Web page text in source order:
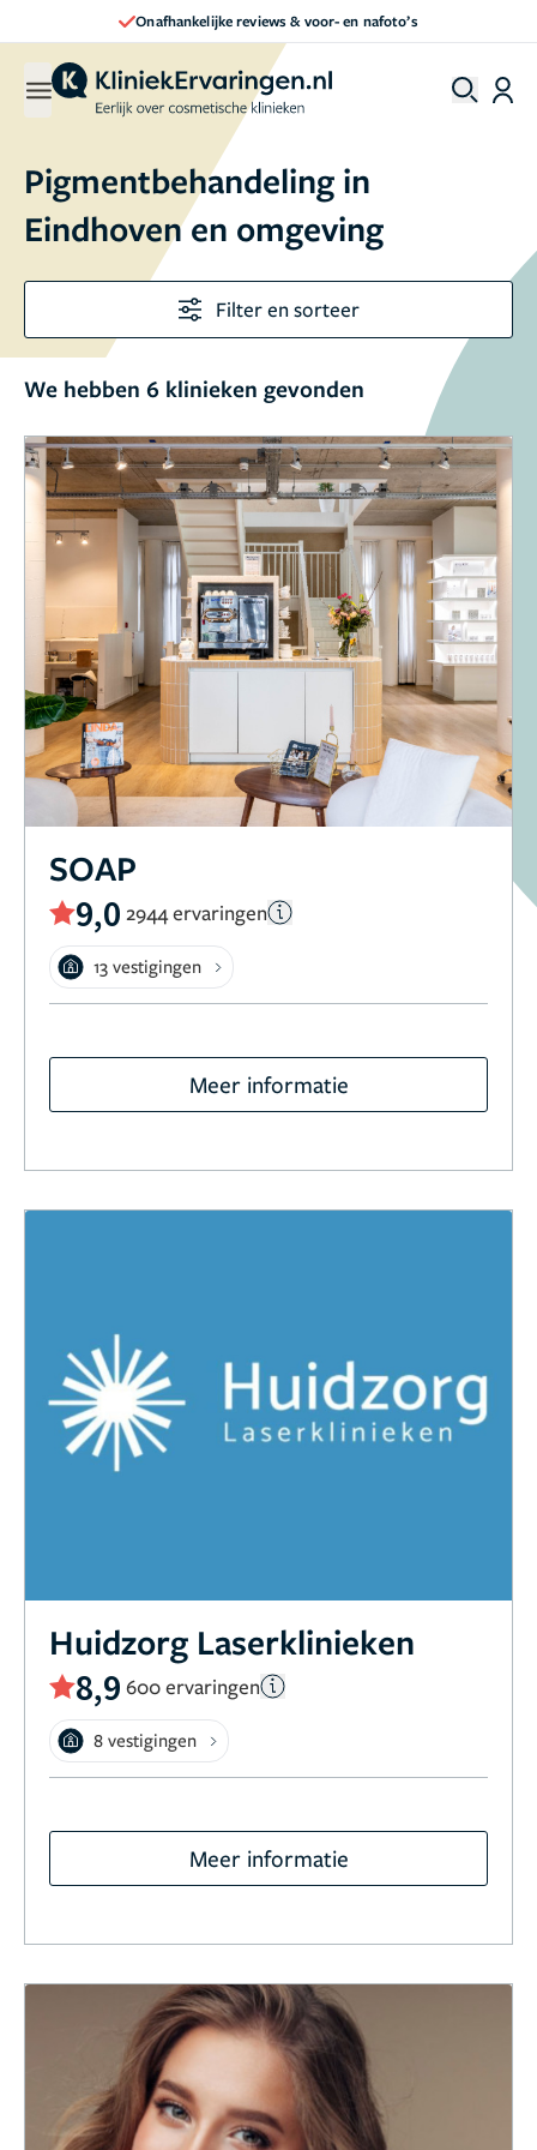
Onafhankelijke reviews & voor- en nafoto’s
Pigmentbehandeling in
Eindhoven en omgeving
Filter en sorteer
We hebben 6 klinieken gevonden
SOAP
9,0 2944 ervaringen
13 vestigingen
Meer informatie
Huidzorg Laserklinieken
8,9 600 ervaringen
8 vestigingen
Meer informatie